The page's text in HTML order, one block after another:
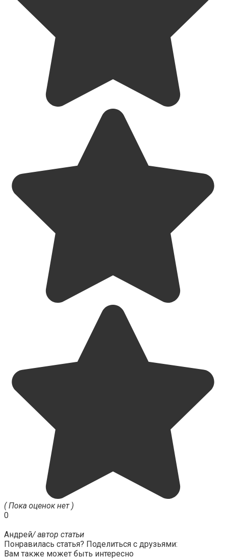
( Пока оценок нет )
0
Андрей/ автор статьи
Понравилась статья? Поделиться с друзьями:
Вам также может быть интересно